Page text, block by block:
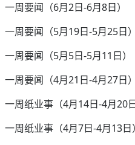
一周要闻（6月2日-6月8日）
一周要闻（5月19日-5月25日）
一周要闻（5月5日-5月11日）
一周要闻（4月21日-4月27日）
一周纸业事（4月14日-4月20日
一周纸业事（4月7日-4月13日）